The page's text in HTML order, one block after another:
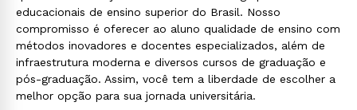
educacionais de ensino superior do Brasil. Nosso
compromisso é oferecer ao aluno qualidade de ensino com
métodos inovadores e docentes especializados, além de
infraestrutura moderna e diversos cursos de graduação e
pós-graduação. Assim, você tem a liberdade de escolher a
melhor opção para sua jornada universitária.